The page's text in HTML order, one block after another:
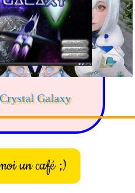
Crystal Galaxy
un café ;)